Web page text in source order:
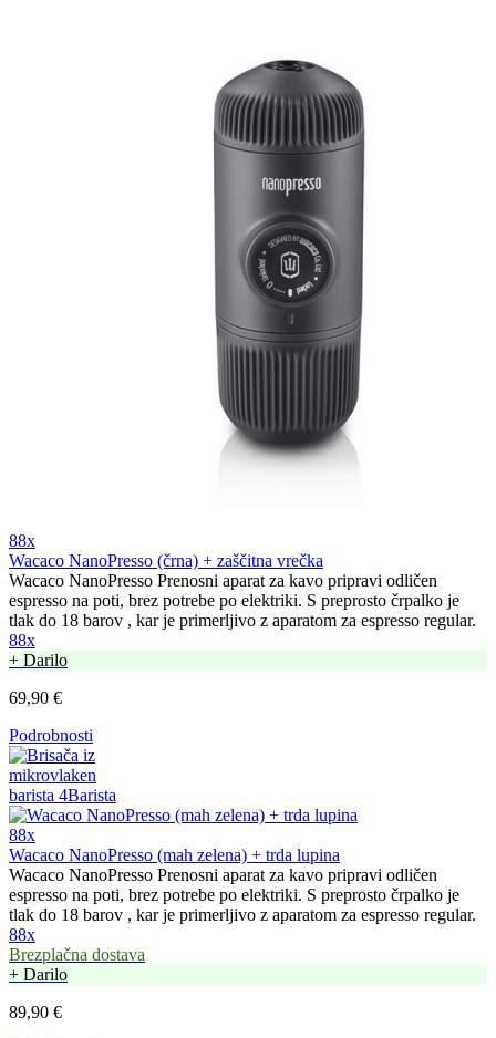
88x
Wacaco NanoPresso (črna) + zaščitna vrečka
Wacaco NanoPresso Prenosni aparat za kavo pripravi odličen
espresso na poti, brez potrebe po elektriki. S preprosto črpalko je
tlak do 18 barov , kar je primerljivo z aparatom za espresso regular.
88x
+ Darilo
69,90 €
Podrobnosti
88x
Wacaco NanoPresso (mah zelena) + trda lupina
Wacaco NanoPresso Prenosni aparat za kavo pripravi odličen
espresso na poti, brez potrebe po elektriki. S preprosto črpalko je
tlak do 18 barov , kar je primerljivo z aparatom za espresso regular.
88x
Brezplačna dostava
+ Darilo
89,90 €